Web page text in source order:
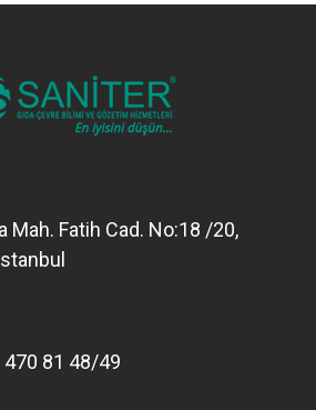
Mah. Fatih Cad. No:18 /20,
81 48/49